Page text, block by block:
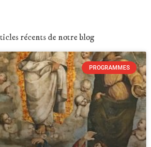
récents de notre blog
PROGRAMMES